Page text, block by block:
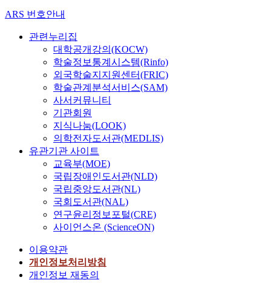
ARS 번호안내
관련누리집
대학공개강의(KOCW)
학술정보통계시스템(Rinfo)
외국학술지지원센터(FRIC)
학술관계분석서비스(SAM)
사서커뮤니티
기관회원
지식나눔(LOOK)
의학전자도서관(MEDLIS)
유관기관 사이트
교육부(MOE)
국립장애인도서관(NLD)
국립중앙도서관(NL)
국회도서관(NAL)
연구윤리정보포털(CRE)
사이언스온 (ScienceON)
이용약관
개인정보처리방침
개인정보 재동의